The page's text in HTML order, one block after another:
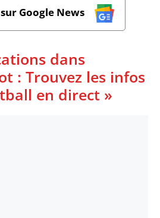
Google News
dans
: Trouvez les infos
en direct »